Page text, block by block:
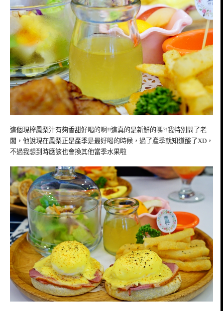
這個現榨鳳梨汁有夠香甜好喝的啊!!這真的是新鮮的嗎?!我特別問了老
闆，他說現在鳳梨正是產季是最好喝的時候，過了產季就知道酸了XD，
不過我想到時應該也會換其他當季水果啦